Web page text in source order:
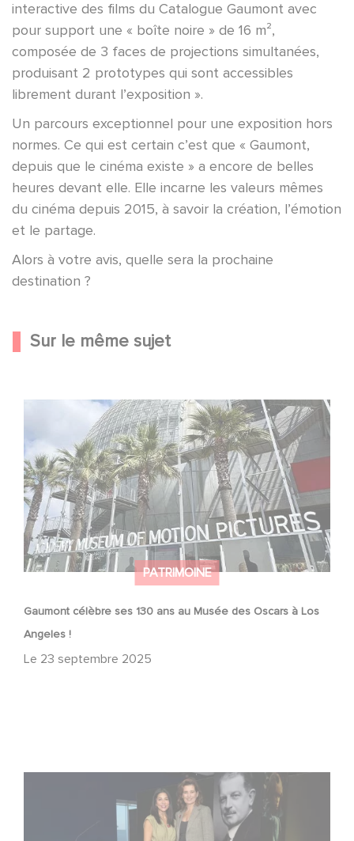
interactive des films du Catalogue Gaumont avec
pour support une « boîte noire » de 16 m²,
composée de 3 faces de projections simultanées,
produisant 2 prototypes qui sont accessibles
librement durant l’exposition ».
Un parcours exceptionnel pour une exposition hors
normes. Ce qui est certain c’est que « Gaumont,
depuis que le cinéma existe » a encore de belles
heures devant elle. Elle incarne les valeurs mêmes
du cinéma depuis 2015, à savoir la création, l’émotion
et le partage.
Alors à votre avis, quelle sera la prochaine
destination ?
Sur le même sujet
PATRIMOINE
Gaumont célèbre ses 130 ans au Musée des Oscars à Los
Angeles !
Le 23 septembre 2025
Gaumont célèbre ses 130 ans au Musée des Oscars à
Los Angeles !
« Nous ne vivons pas dans la nostalgie » : à Hollywood,
Gaumont célèbre ses 130 ans